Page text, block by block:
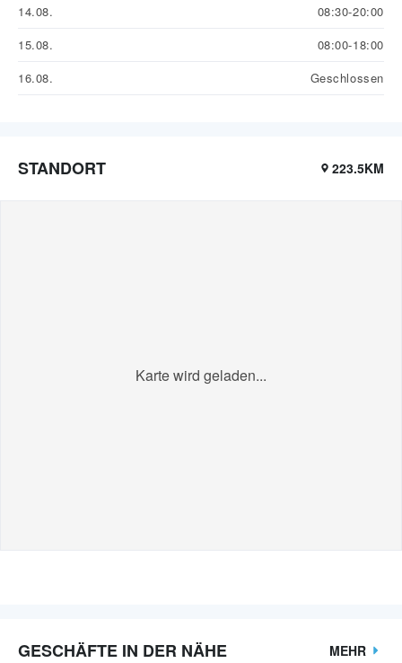
14.08.
08:30-20:00
15.08.
08:00-18:00
16.08.
Geschlossen
STANDORT 223.5KM
Karte wird geladen...
GESCHÄFTE IN DER NÄHE MEHR